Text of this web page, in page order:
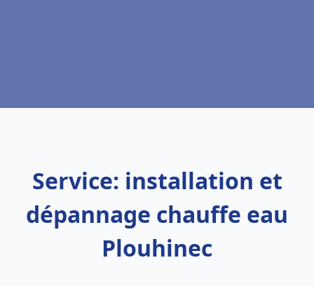
Service: installation et
dépannage chauffe eau
Plouhinec